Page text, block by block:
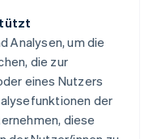
Analysen, um die
die zur
eines Nutzers
der
diese